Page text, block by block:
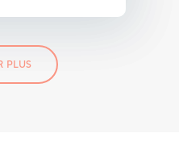
PLUS